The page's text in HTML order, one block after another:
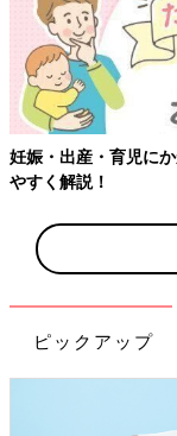
妊娠・出産・育児に
やすく解説！
ピックアップ